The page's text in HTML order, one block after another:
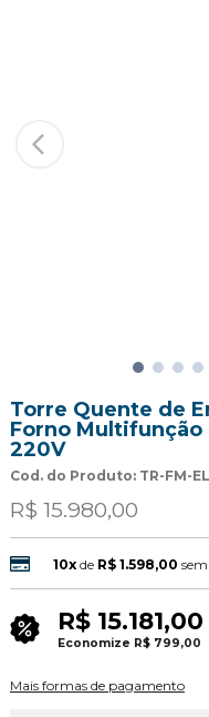
Torre Quente de
Forno Multifunção
220V
Cod. do Produto: TR-FM-
R$ 15.980,00
10xde R$ 1.598,00
R$ 15.181,00
Economize R$ 799,00
Mais formas de pagamento